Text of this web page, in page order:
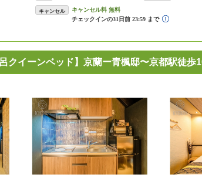
キャンセル
クイーンベッド】京蘭ー青楓邸〜京都駅徒歩